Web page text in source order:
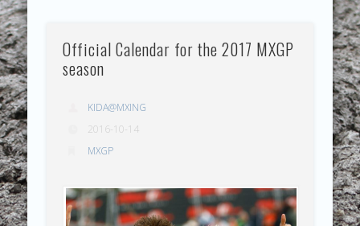
Official Calendar for the 2017 MXGP
season
KIDA@MXING
2016-10-14
MXGP